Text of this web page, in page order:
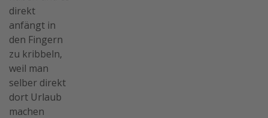
direkt
anfängt in
den Fingern
zu kribbeln,
weil man
selber direkt
dort Urlaub
machen